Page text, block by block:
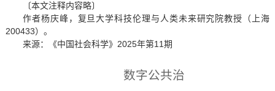
〔本文注释内容略〕
作者杨庆峰，复旦大学科技伦理与人类未来研究院教授（上海
200433）。
来源：《中国社会科学》2025年第11期
数字公共治